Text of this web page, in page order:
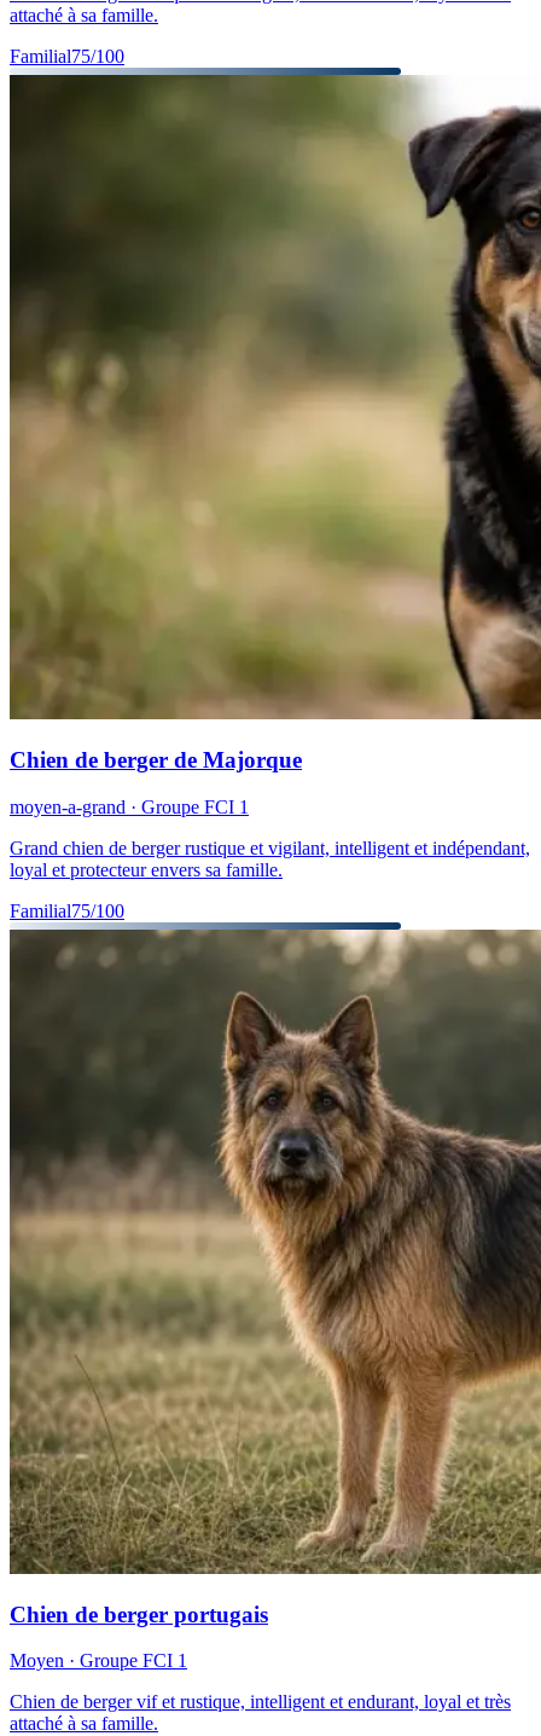
attaché à sa famille.
Familial75/100
Chien de berger de Majorque
moyen-a-grand · Groupe FCI 1
Grand chien de berger rustique et vigilant, intelligent et indépendant,
loyal et protecteur envers sa famille.
Familial75/100
Chien de berger portugais
Moyen · Groupe FCI 1
Chien de berger vif et rustique, intelligent et endurant, loyal et très
attaché à sa famille.